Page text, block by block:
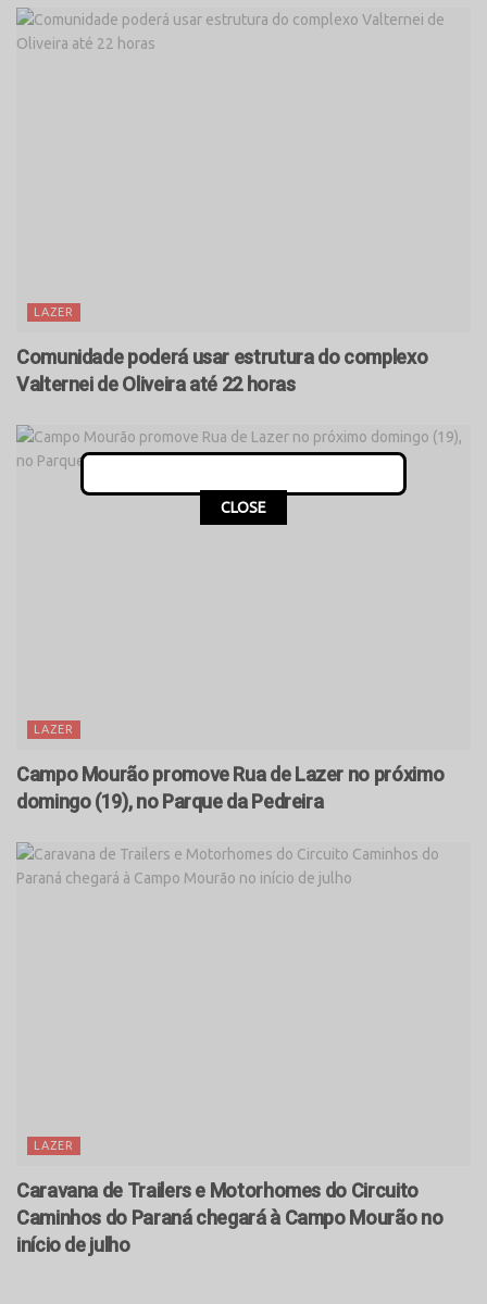
LAZER
Comunidade poderá usar estrutura do complexo
Valternei de Oliveira até 22 horas
LAZER
Campo Mourão promove Rua de Lazer no próximo
domingo (19), no Parque da Pedreira
LAZER
Caravana de Trailers e Motorhomes do Circuito
Caminhos do Paraná chegará à Campo Mourão no
início de julho
CLOSE